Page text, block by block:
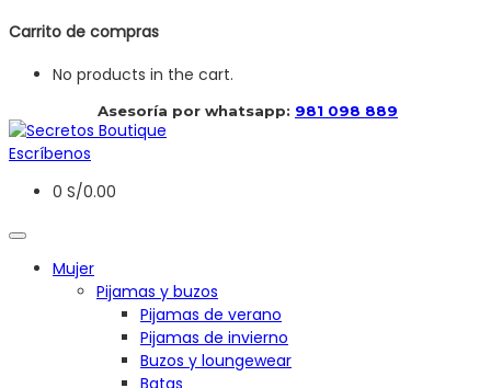
Carrito de compras
No products in the cart.
Asesoría por whatsapp: 981 098 889
Escríbenos
0 S/0.00
Mujer
Pijamas y buzos
Pijamas de verano
Pijamas de invierno
Buzos y loungewear